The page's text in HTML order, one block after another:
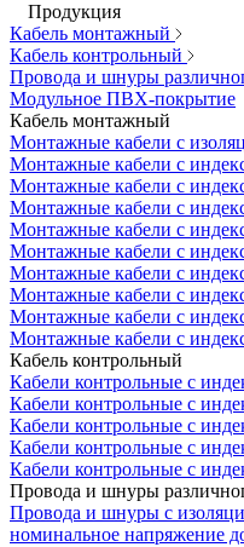
Продукция
Кабель монтажный
Кабель контрольный
Провода и шнуры
Модульное ПВХ-покрытие
Кабель монтажный
Монтажные кабели с
Монтажные кабели с
Монтажные кабели с
Монтажные кабели с
Монтажные кабели с
Монтажные кабели с
Монтажные кабели с
Монтажные кабели с
Монтажные кабели с
Монтажные кабели с
Кабель контрольный
Кабели контрольные с
Кабели контрольные с
Кабели контрольные с
Кабели контрольные с
Кабели контрольные с
Провода и шнуры
Провода и шнуры с
номинальное напряжение